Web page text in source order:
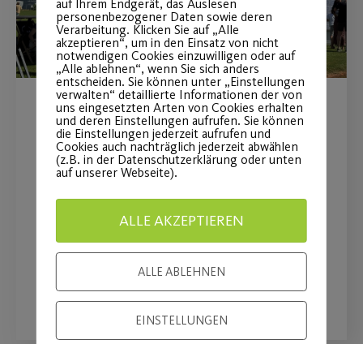
MAN Truck & Bus wird
Premiumpartner
insbesondere den Mädchen- und
WEITERLESEN
auf Ihrem Endgerät, das Auslesen
personenbezogener Daten sowie deren
Verarbeitung. Klicken Sie auf „Alle
akzeptieren“, um in den Einsatz von nicht
notwendigen Cookies einzuwilligen oder auf
„Alle ablehnen“, wenn Sie sich anders
entscheiden. Sie können unter „Einstellungen
verwalten“ detaillierte Informationen der von
uns eingesetzten Arten von Cookies erhalten
und deren Einstellungen aufrufen. Sie können
die Einstellungen jederzeit aufrufen und
Cookies auch nachträglich jederzeit abwählen
(z.B. in der Datenschutzerklärung oder unten
auf unserer Webseite).
ALLE AKZEPTIEREN
ALLE ABLEHNEN
EINSTELLUNGEN